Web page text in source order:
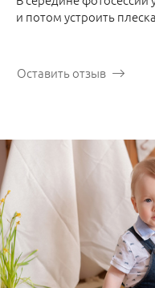
и потом устроить
Оставить отзыв